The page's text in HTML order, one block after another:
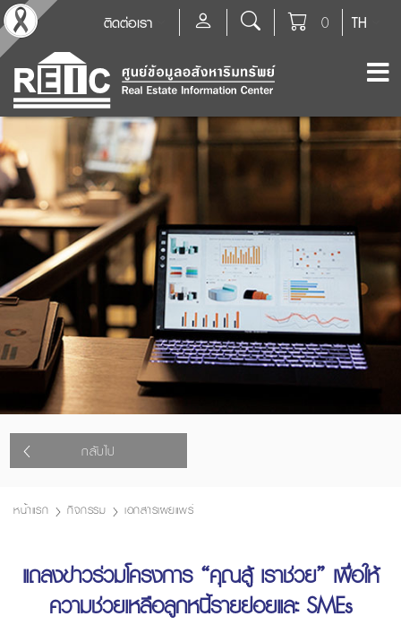
TH
0
ติดต่อเรา
กลับไป
หน้าแรก กิจกรรม เอกสารเผยแพร่
แถลงข่าวร่วมโครงการ “คุณสู้ เราช่วย” เพื่อให้
ความช่วยเหลือลูกหนี้รายย่อยและ SMEs